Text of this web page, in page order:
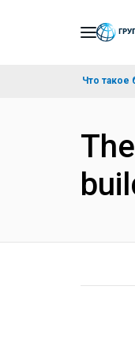
Что такое